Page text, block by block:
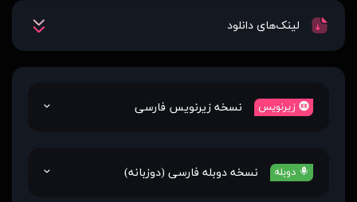
لینک‌های دانلود
زیرنویس نسخه زیرنویس فارسی
دوبله نسخه دوبله فارسی (دوزبانه)